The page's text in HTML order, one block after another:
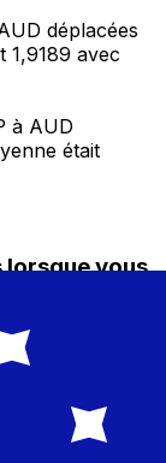
déplacées
1,9189 avec
à AUD
était
lorsque vous
internationaux
des devises,
de